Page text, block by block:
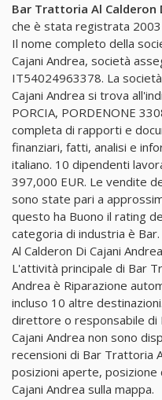
Bar Trattoria Al Calderon
che è stata registrata
Il nome completo della
Cajani Andrea, società
IT54024963378. La
Cajani Andrea si trova
PORCIA, PORDENONE
completa di rapporti e
finanziari, fatti, analisi e
italiano. 10 dipendenti
397,000 EUR. Le vendite
sono state pari a
questo ha Buono il rating
categoria di industria è
Al Calderon Di Cajani
L'attività principale di Bar
Andrea è Riparazione
incluso 10 altre
direttore o responsabile di
Cajani Andrea non sono
recensioni di Bar Trattoria
posizioni aperte, posizione
Cajani Andrea sulla mappa.